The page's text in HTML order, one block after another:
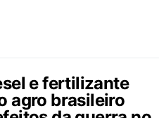
e fertilizante
agro brasileiro